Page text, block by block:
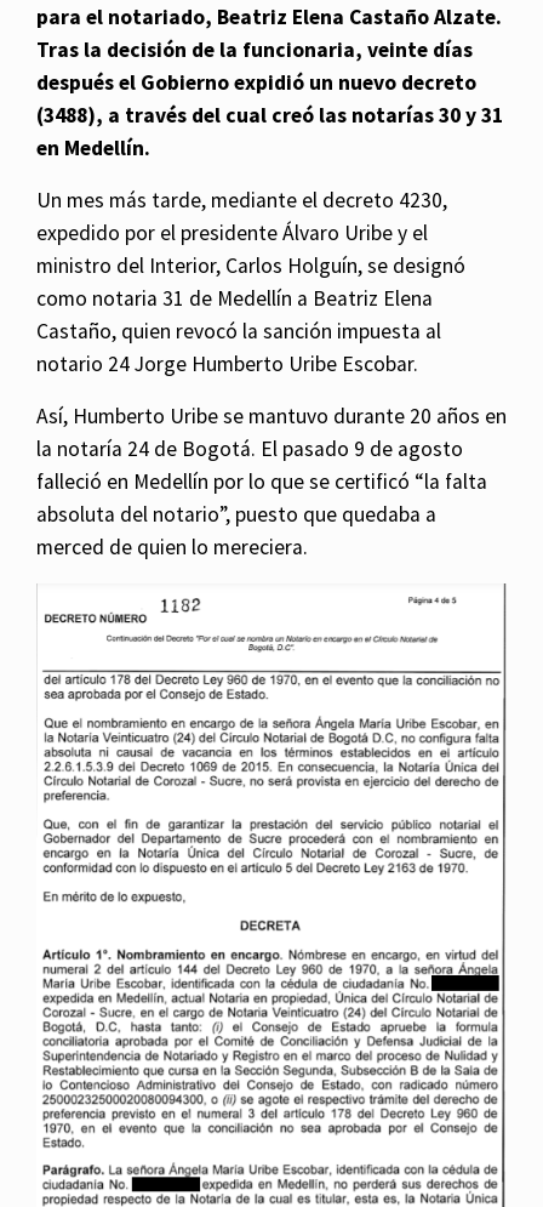
para el notariado, Beatriz Elena Castaño Alzate.
Tras la decisión de la funcionaria, veinte días
después el Gobierno expidió un nuevo decreto
(3488), a través del cual creó las notarías 30 y 31
en Medellín.
Un mes más tarde, mediante el decreto 4230,
expedido por el presidente Álvaro Uribe y el
ministro del Interior, Carlos Holguín, se designó
como notaria 31 de Medellín a Beatriz Elena
Castaño, quien revocó la sanción impuesta al
notario 24 Jorge Humberto Uribe Escobar.
Así, Humberto Uribe se mantuvo durante 20 años en
la notaría 24 de Bogotá. El pasado 9 de agosto
falleció en Medellín por lo que se certificó “la falta
absoluta del notario”, puesto que quedaba a
merced de quien lo mereciera.